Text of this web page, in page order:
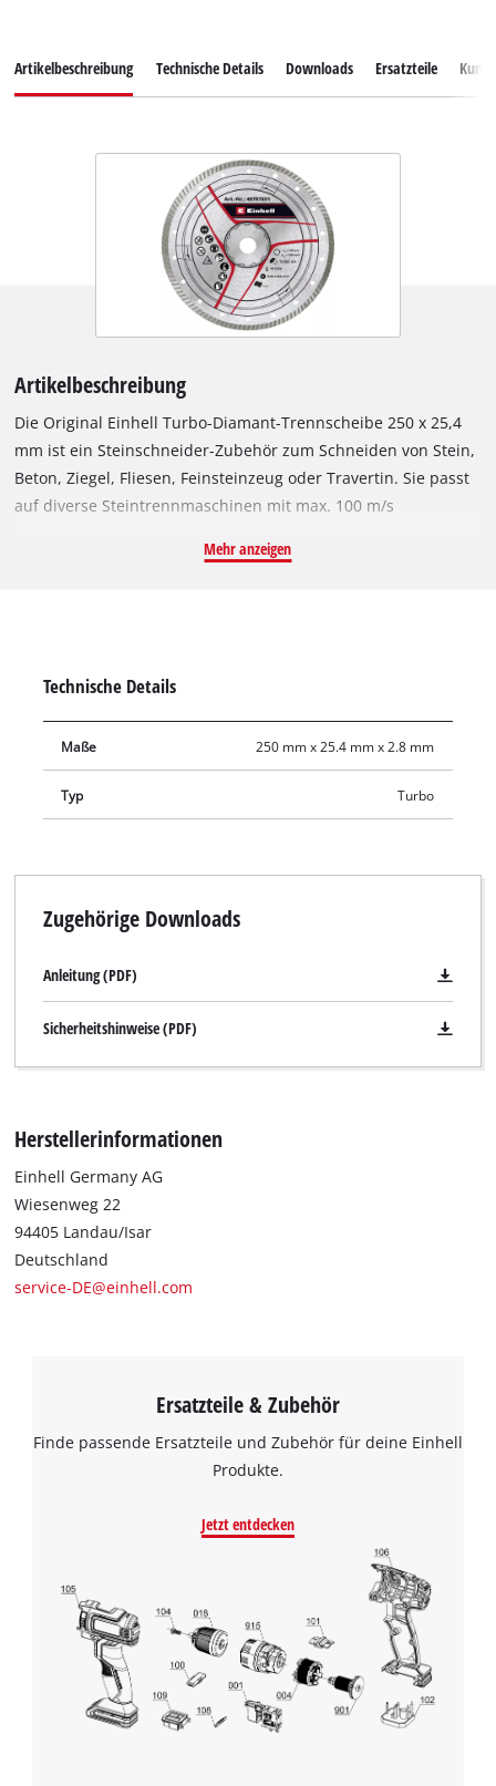
Artikelbeschreibung Technische Details Downloads Ersatzteile
Artikelbeschreibung
Die Original Einhell Turbo-Diamant-Trennscheibe 250 x 25,4
mm ist ein Steinschneider-Zubehör zum Schneiden von Stein,
Beton, Ziegel, Fliesen, Feinsteinzeug oder Travertin. Sie passt
auf diverse Steintrennmaschinen mit max. 100 m/s
von 7.650 min^-1. Der offene Schneidrand der Turbo-
mm. Mit einer geringen Scheibenstärke von 2,8 mm und einer
großen Schnittflächentiefe von 6,0 mm ermöglicht die
Trennscheibe exakte Schnittergebnisse.
Mehr anzeigen
Technische Details
Maße 250 mm x 25.4 mm x 2.8 mm
Typ Turbo
Zugehörige Downloads
Anleitung (PDF)
Sicherheitshinweise (PDF)
Herstellerinformationen
Einhell Germany AG
Wiesenweg 22
94405 Landau/Isar
Deutschland
service-DE@einhell.com
Ersatzteile & Zubehör
Finde passende Ersatzteile und Zubehör für deine Einhell
Produkte.
Jetzt entdecken